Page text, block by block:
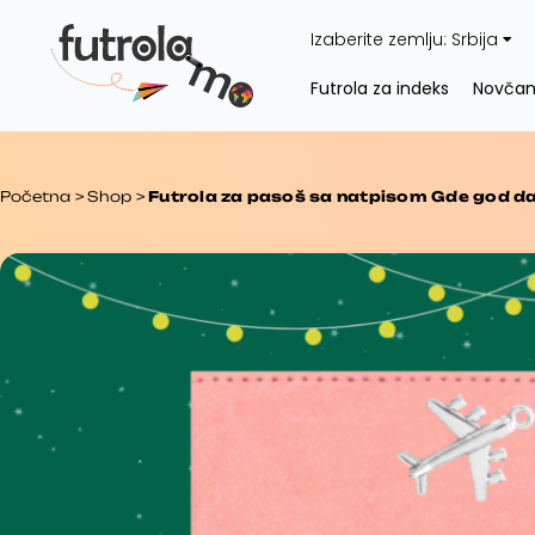
sadržaj
Izaberite zemlju: Srbija
Futrola za indeks
Početna >Shop >Futrola za pasoš sa natpisom Gde god